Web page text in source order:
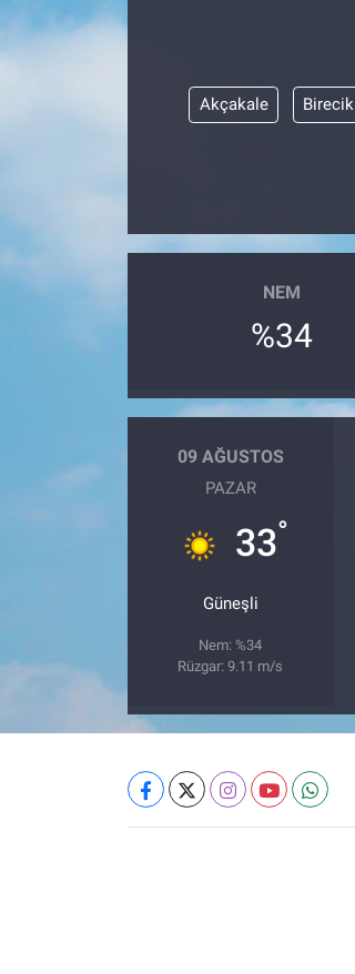
Akçakale Birecik
NEM
%34
09 AĞUSTOS
PAZAR
33°
Güneşli
Nem: %34
Rüzgar: 9.11 m/s
KÜLTÜR-SANAT